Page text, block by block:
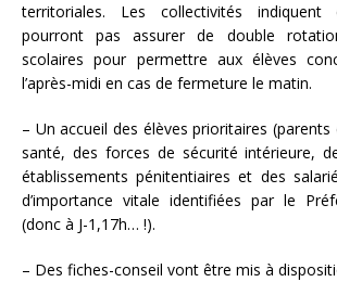
territoriales. Les collectivités indiquent
pourront pas assurer de double
scolaires pour permettre aux élèves
l’après-midi en cas de fermeture le matin.
– Un accueil des élèves prioritaires (parents
santé, des forces de sécurité intérieure,
établissements pénitentiaires et des
d’importance vitale identifiées par le
(donc à J-1,17h… !).
– Des fiches-conseil vont être mis à